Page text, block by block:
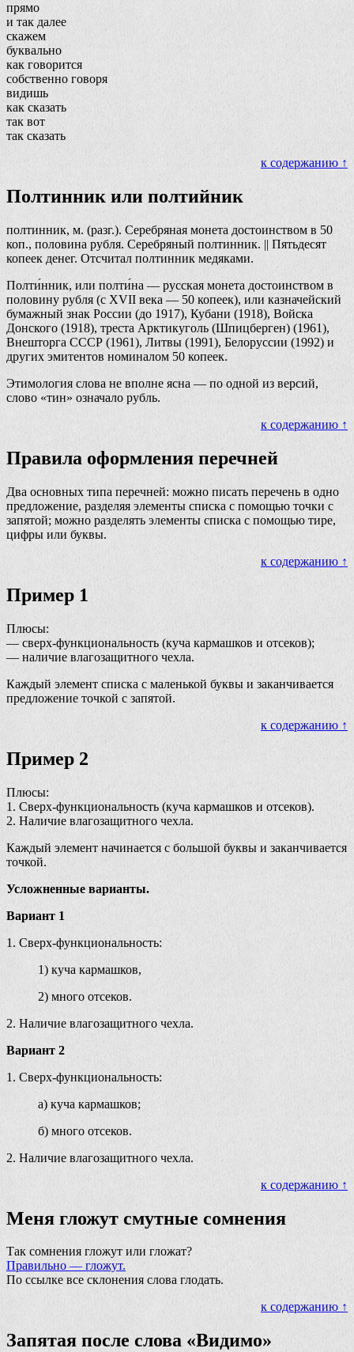
прямо
и так далее
скажем
буквально
как говорится
собственно говоря
видишь
как сказать
так вот
так сказать
к содержанию ↑
Полтинник или полтийник
полтинник, м. (разг.). Серебряная монета достоинством в 50
коп., половина рубля. Серебряный полтинник. || Пятьдесят
копеек денег. Отсчитал полтинник медяками.
Полти́нник, или полти́на — русская монета достоинством в
половину рубля (с XVII века — 50 копеек), или казначейский
бумажный знак России (до 1917), Кубани (1918), Войска
Донского (1918), треста Арктикуголь (Шпицберген) (1961),
Внешторга СССР (1961), Литвы (1991), Белоруссии (1992) и
других эмитентов номиналом 50 копеек.
Этимология слова не вполне ясна — по одной из версий,
слово «тин» означало рубль.
к содержанию ↑
Правила оформления перечней
Два основных типа перечней: можно писать перечень в одно
предложение, разделяя элементы списка с помощью точки с
запятой; можно разделять элементы списка с помощью тире,
цифры или буквы.
к содержанию ↑
Пример 1
Плюсы:
— сверх-функциональность (куча кармашков и отсеков);
— наличие влагозащитного чехла.
Каждый элемент списка с маленькой буквы и заканчивается
предложение точкой с запятой.
к содержанию ↑
Пример 2
Плюсы:
1. Сверх-функциональность (куча кармашков и отсеков).
2. Наличие влагозащитного чехла.
Каждый элемент начинается с большой буквы и заканчивается
точкой.
Усложненные варианты.
Вариант 1
1. Сверх-функциональность:
1) куча кармашков,
2) много отсеков.
2. Наличие влагозащитного чехла.
Вариант 2
1. Сверх-функциональность:
а) куча кармашков;
б) много отсеков.
2. Наличие влагозащитного чехла.
к содержанию ↑
Меня гложут смутные сомнения
Так сомнения гложут или гложат?
Правильно — гложут.
По ссылке все склонения слова глодать.
к содержанию ↑
Запятая после слова «Видимо»